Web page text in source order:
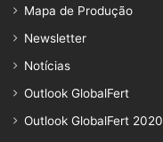
Mapa de Produção
Newsletter
Notícias
Outlook GlobalFert
Outlook GlobalFert 2020